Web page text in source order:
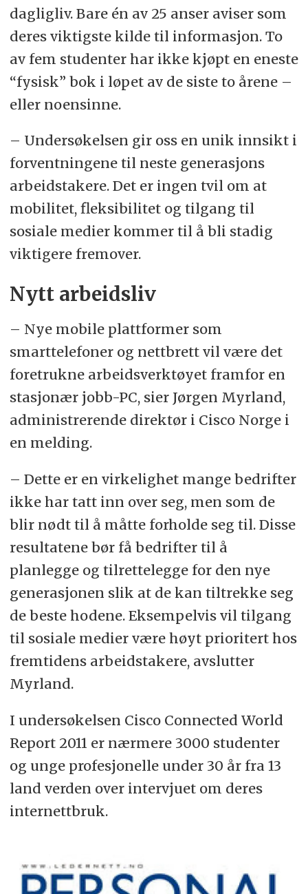
dagligliv. Bare én av 25 anser aviser som
deres viktigste kilde til informasjon. To
av fem studenter har ikke kjøpt en eneste
“fysisk” bok i løpet av de siste to årene –
eller noensinne.
– Undersøkelsen gir oss en unik innsikt i
forventningene til neste generasjons
arbeidstakere. Det er ingen tvil om at
mobilitet, fleksibilitet og tilgang til
sosiale medier kommer til å bli stadig
viktigere fremover.
Nytt arbeidsliv
– Nye mobile plattformer som
smarttelefoner og nettbrett vil være det
foretrukne arbeidsverktøyet framfor en
stasjonær jobb-PC, sier Jørgen Myrland,
administrerende direktør i Cisco Norge i
en melding.
– Dette er en virkelighet mange bedrifter
ikke har tatt inn over seg, men som de
blir nødt til å måtte forholde seg til. Disse
resultatene bør få bedrifter til å
planlegge og tilrettelegge for den nye
generasjonen slik at de kan tiltrekke seg
de beste hodene. Eksempelvis vil tilgang
til sosiale medier være høyt prioritert hos
fremtidens arbeidstakere, avslutter
Myrland.
I undersøkelsen Cisco Connected World
Report 2011 er nærmere 3000 studenter
og unge profesjonelle under 30 år fra 13
land verden over intervjuet om deres
internettbruk.